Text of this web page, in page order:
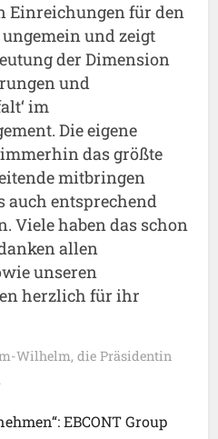
Einreichungen für den
und zeigt
der Dimension
und
im
Die eigene
das größte
mitbringen
auch entsprechend
Viele haben das schon
allen
unseren
herzlich für ihr
Wilhelm, die Präsidentin
EBCONT Group